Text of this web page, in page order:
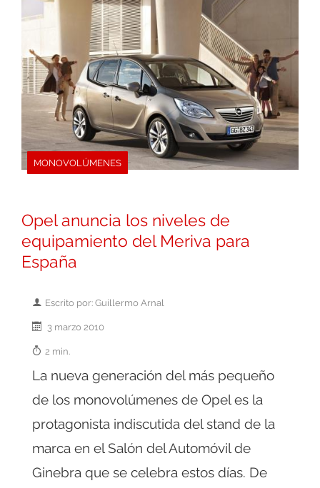
MONOVOLÚMENES
Opel anuncia los niveles de
equipamiento del Meriva para
España
Escrito por: Guillermo Arnal
3 marzo 2010
2 min.
La nueva generación del más pequeño
de los monovolúmenes de Opel es la
protagonista indiscutida del stand de la
marca en el Salón del Automóvil de
Ginebra que se celebra estos días. De